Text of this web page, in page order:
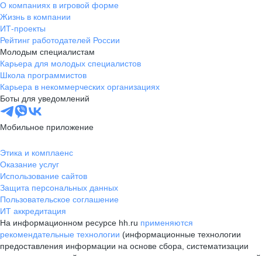
О компаниях в игровой форме
Жизнь в компании
ИТ-проекты
Рейтинг работодателей России
Молодым специалистам
Карьера для молодых специалистов
Школа программистов
Карьера в некоммерческих организациях
Боты для уведомлений
Мобильное приложение
Этика и комплаенс
Оказание услуг
Использование сайтов
Защита персональных данных
Пользовательское соглашение
ИТ аккредитация
На информационном ресурсе hh.ru применяются
рекомендательные технологии (информационные технологии
предоставления информации на основе сбора, систематизации